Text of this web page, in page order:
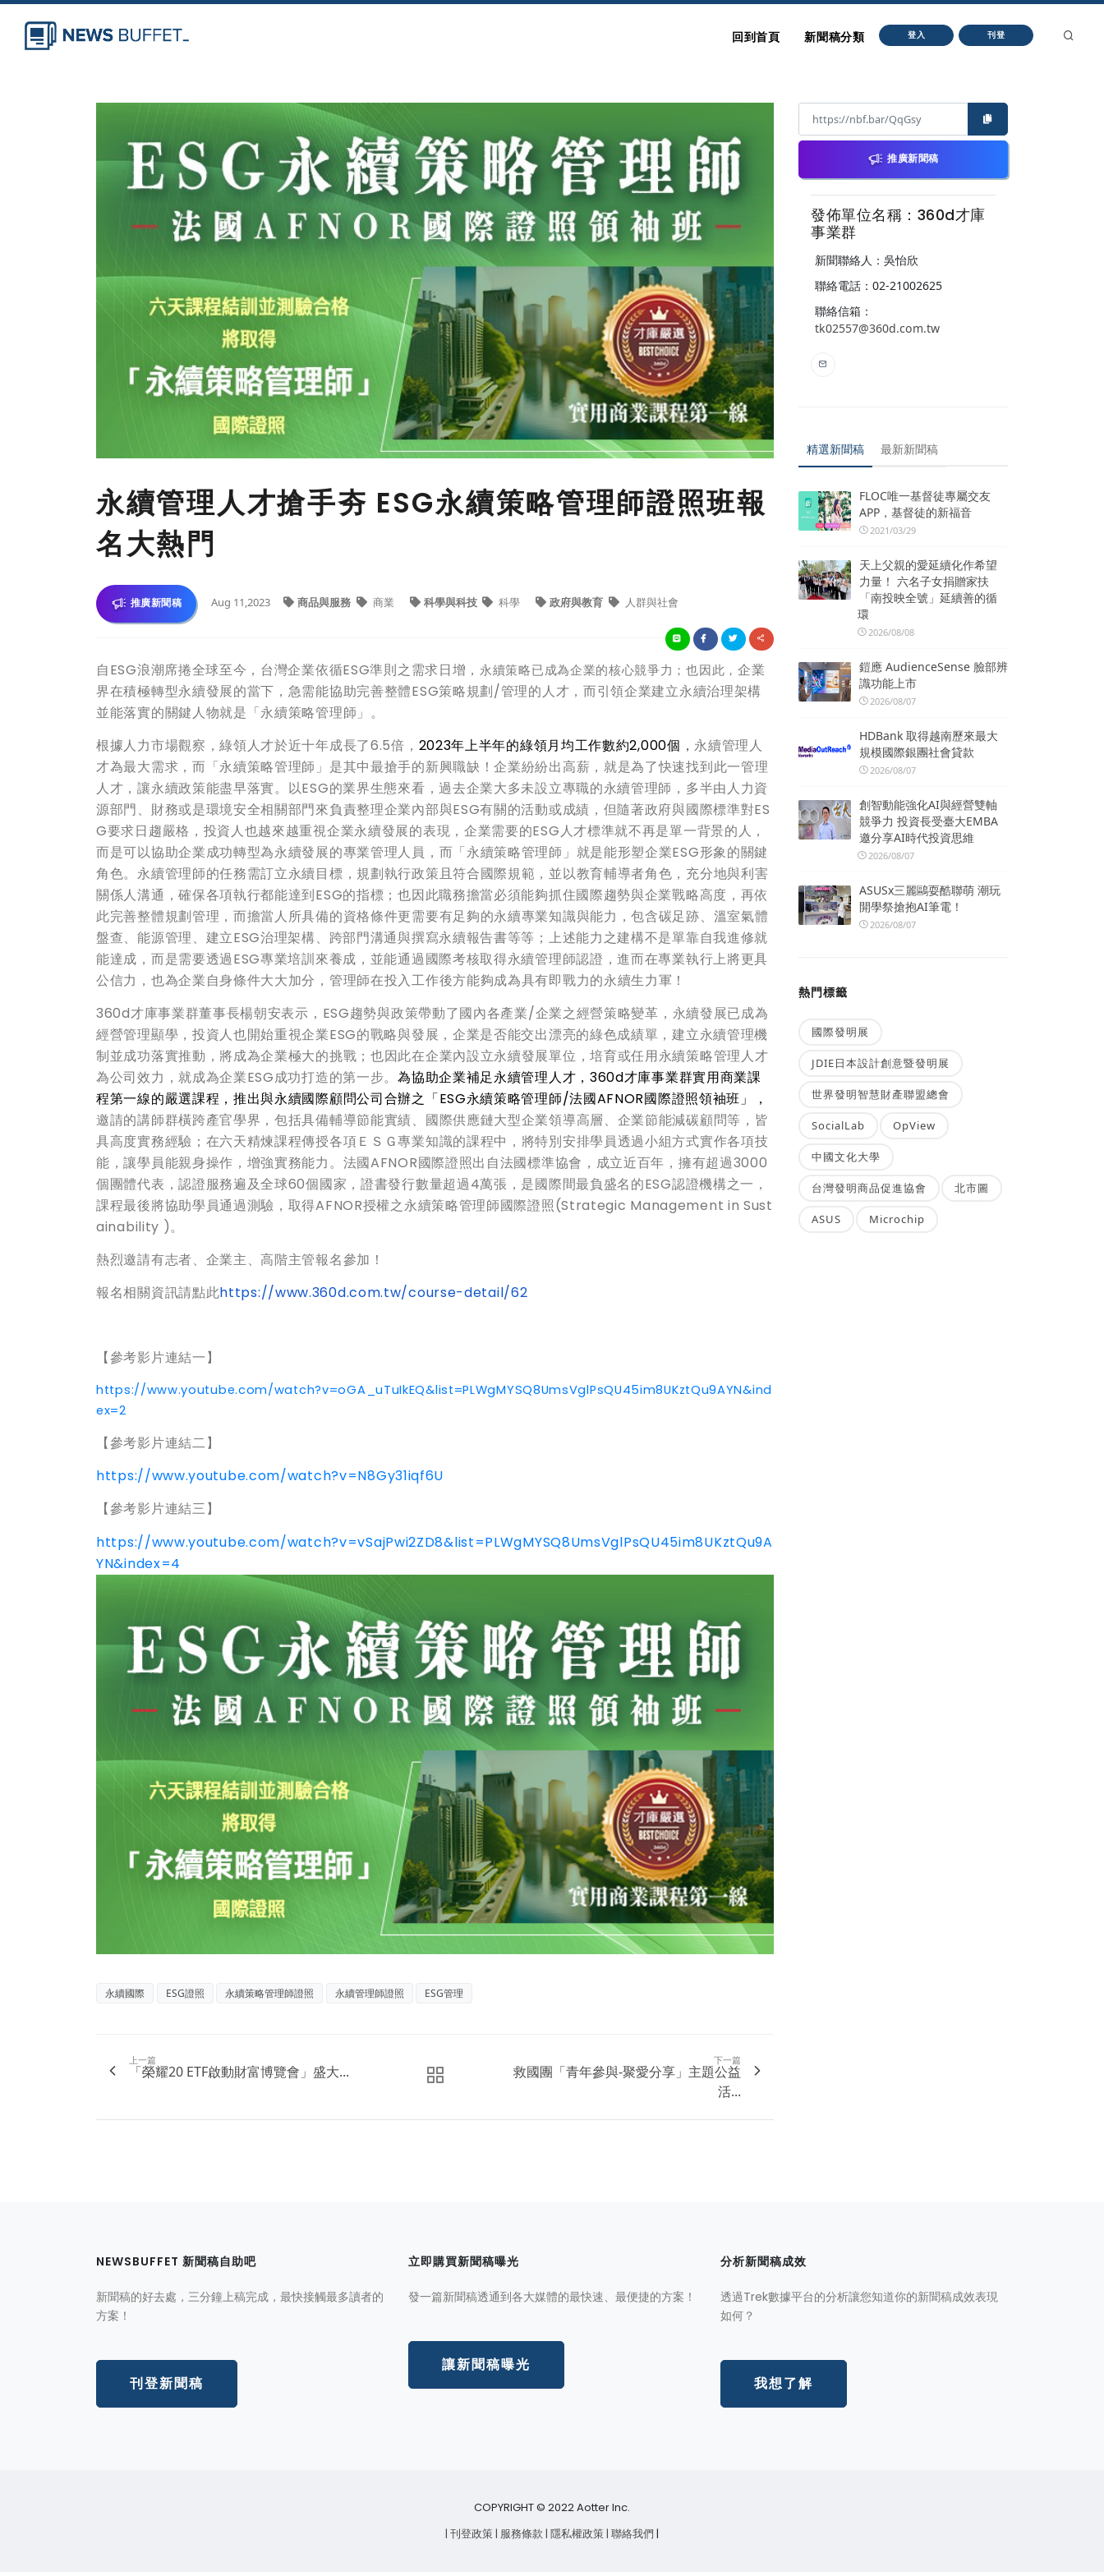
回到首頁 新聞稿分類 登入 刊登
永續管理人才搶手夯 ESG永續策略管理師證照班報
名大熱門
推廣新聞稿 Aug 11,2023 商品與服務 商業 科學與科技 科學 政府與教育 人群與社會
自ESG浪潮席捲全球至今，台灣企業依循ESG準則之需求日增， 永續策略已成為企業的核心競爭力；也因此， 企業
界在積極轉型永續發展的當下，急需能協助完善整體ESG策略規劃/管理的人才，而引領企業建立永續治理架構
並能落實的關鍵人物就是「永續策略管理師」。
根據人力市場觀察，綠領人才於近十年成長了6.5倍， 2023年上半年的綠領月均工作數約2,000個 ，永續管理人
才為最大需求，而「永續策略管理師」是其中最搶手的新興職缺！企業紛紛出高薪，就是為了快速找到此一管理
人才，讓永續政策能盡早落實。以ESG的業界生態來看，過去企業大多未設立專職的永續管理師，多半由人力資
源部門、財務或是環境安全相關部門來負責整理企業內部與ESG有關的活動或成績，但隨著政府與國際標準對ES
G要求日趨嚴格，投資人也越來越重視企業永續發展的表現，企業需要的ESG人才標準就不再是單一背景的人，
而是可以協助企業成功轉型為永續發展的專業管理人員，而「永續策略管理師」就是能形塑企業ESG形象的關鍵
角色。永續管理師的任務需訂立永續目標，規劃執行政策且符合國際規範，並以教育輔導者角色，充分地與利害
關係人溝通，確保各項執行都能達到ESG的指標；也因此職務擔當必須能夠抓住國際趨勢與企業戰略高度，再依
此完善整體規劃管理，而擔當人所具備的資格條件更需要有足夠的永續專業知識與能力，包含碳足跡、溫室氣體
盤查、能源管理、建立ESG治理架構、跨部門溝通與撰寫永續報告書等等；上述能力之建構不是單靠自我進修就
能達成，而是需要透過ESG專業培訓來養成，並能通過國際考核取得永續管理師認證，進而在專業執行上將更具
公信力，也為企業自身條件大大加分，管理師在投入工作後方能夠成為具有即戰力的永續生力軍！
360d才庫事業群董事長楊朝安表示，ESG趨勢與政策帶動了國內各產業/企業之經營策略變革，永續發展已成為
經營管理顯學，投資人也開始重視企業ESG的戰略與發展，企業是否能交出漂亮的綠色成績單，建立永續管理機
制並成功落實推動，將成為企業極大的挑戰；也因此在企業內設立永續發展單位，培育或任用永續策略管理人才
為公司效力，就成為企業ESG成功打造的第一步。為協助企業補足永續管理人才，360d才庫事業群實用商業課
程第一線的嚴選課程，推出與永續國際顧問公司合辦之「ESG永續策略管理師/法國AFNOR國際證照領袖班」，
邀請的講師群橫跨產官學界，包括具備輔導節能實績、國際供應鏈大型企業領導高層、企業節能減碳顧問等，皆
具高度實務經驗；在六天精煉課程傳授各項ＥＳＧ專業知識的課程中，將特別安排學員透過小組方式實作各項技
能，讓學員能親身操作，增強實務能力。法國AFNOR國際證照出自法國標準協會，成立近百年，擁有超過3000
個團體代表，認證服務遍及全球60個國家，證書發行數量超過4萬張，是國際間最負盛名的ESG認證機構之一，
課程最後將協助學員通過測驗，取得AFNOR授權之永續策略管理師國際證照(Strategic Management in Sust
ainability )。
熱烈邀請有志者、企業主、高階主管報名參加！
報名相關資訊請點此https://www.360d.com.tw/course-detail/62
【參考影片連結一】
https://www.youtube.com/watch?v=oGA_uTuIkEQ&list=PLWgMYSQ8UmsVglPsQU45im8UKztQu9AYN&ind
ex=2
【參考影片連結二】
https://www.youtube.com/watch?v=N8Gy31iqf6U
【參考影片連結三】
https://www.youtube.com/watch?v=vSajPwi2ZD8&list=PLWgMYSQ8UmsVglPsQU45im8UKztQu9A
YN&index=4
永續國際 ESG證照 永續策略管理師證照 永續管理師證照 ESG管理
上一篇
「榮耀20 ETF啟動財富博覽會」盛大...
下一篇
救國團「青年參與-聚愛分享」主題公益
活...
推廣新聞稿
發佈單位名稱：360d才庫
事業群
新聞聯絡人：吳怡欣
聯絡電話：02-21002625
聯絡信箱：
tk02557@360d.com.tw
精選新聞稿 最新新聞稿
FLOC唯一基督徒專屬交友
APP，基督徒的新福音
2021/03/29
天上父親的愛延續化作希望
力量！ 六名子女捐贈家扶
「南投映全號」延續善的循
環
2026/08/08
鎧應 AudienceSense 臉部辨
識功能上市
2026/08/07
HDBank 取得越南歷來最大
規模國際銀團社會貸款
2026/08/07
創智動能強化AI與經營雙軸
競爭力 投資長受臺大EMBA
邀分享AI時代投資思維
2026/08/07
ASUSx三麗鷗耍酷聯萌 潮玩
開學祭搶抱AI筆電！
2026/08/07
熱門標籤
國際發明展
JDIE日本設計創意暨發明展
世界發明智慧財產聯盟總會
SocialLab OpView
中國文化大學
台灣發明商品促進協會 北市圖
ASUS Microchip
NEWSBUFFET 新聞稿自助吧
新聞稿的好去處，三分鐘上稿完成，最快接觸最多讀者的
方案！
刊登新聞稿
立即購買新聞稿曝光
發一篇新聞稿透通到各大媒體的最快速、最便捷的方案！
讓新聞稿曝光
分析新聞稿成效
透過Trek數據平台的分析讓您知道你的新聞稿成效表現
如何？
我想了解
COPYRIGHT © 2022 Aotter Inc.
| 刊登政策| 服務條款| 隱私權政策| 聯絡我們 |